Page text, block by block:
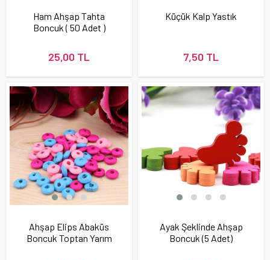
Ham Ahşap Tahta
Boncuk ( 50 Adet )
25,00 TL
Küçük Kalp Yastık
7,50 TL
Ahşap Elips Abaküs
Boncuk Toptan Yarım
Ayak Şeklinde Ahşap
Boncuk (5 Adet)